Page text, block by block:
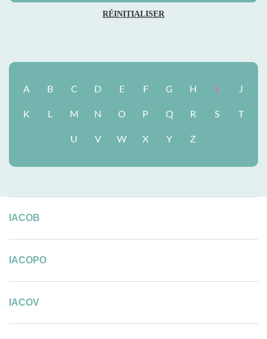
A B C D E F G H J
K L M N O P Q R S T
U V W X Y Z
IACOB
IACOPO
IACOV